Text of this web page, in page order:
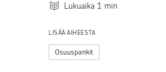
Lukuaika 1 min
LISÄÄ AIHEESTA
Osuuspankit